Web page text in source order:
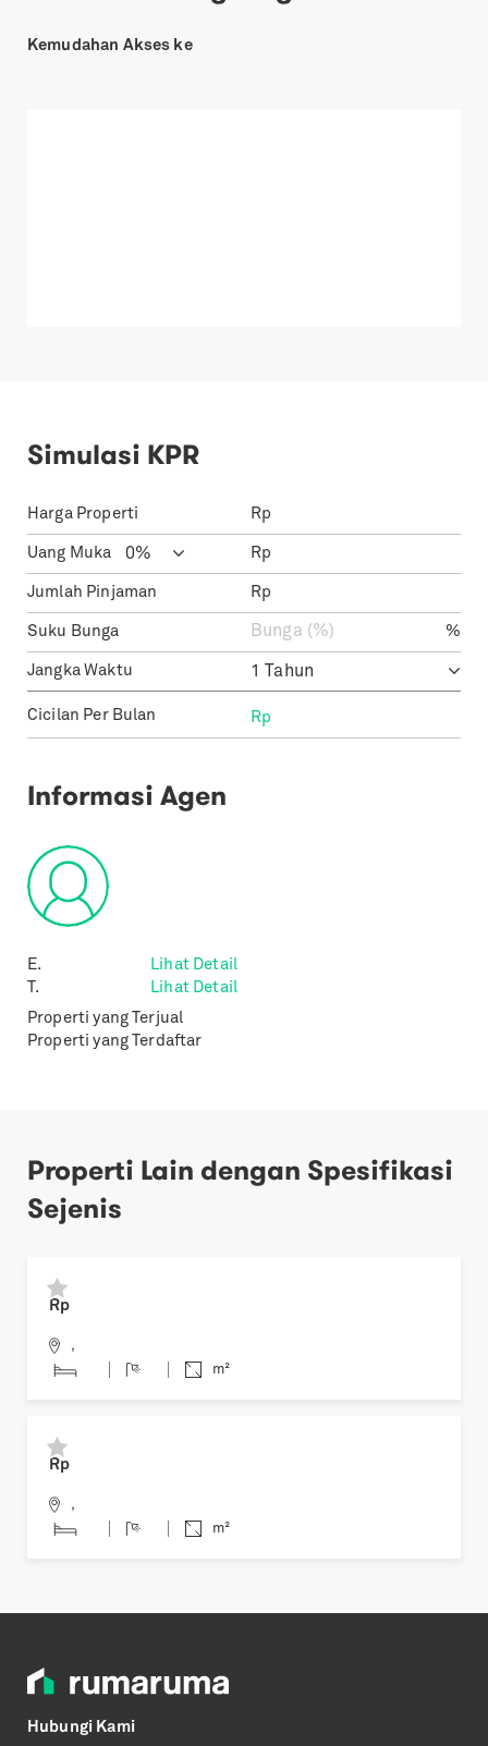
Kemudahan Akses ke
Simulasi KPR
Harga Properti Rp
Uang Muka Rp
Jumlah Pinjaman Rp
Suku Bunga %
Jangka Waktu
Cicilan Per Bulan Rp
Informasi Agen
E.
Lihat Detail
T.
Lihat Detail
Properti yang Terjual
Properti yang Terdaftar
Properti Lain dengan Spesifikasi
Sejenis
Rp
,
m²
Rp
,
m²
Hubungi Kami